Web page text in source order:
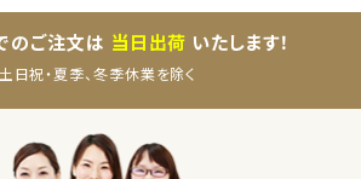
のご注文は 当日出荷 いたします！
日祝・夏季、冬季休業を除く